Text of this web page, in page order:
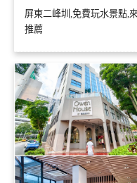
屏東二峰圳,免費玩水景點,
推薦